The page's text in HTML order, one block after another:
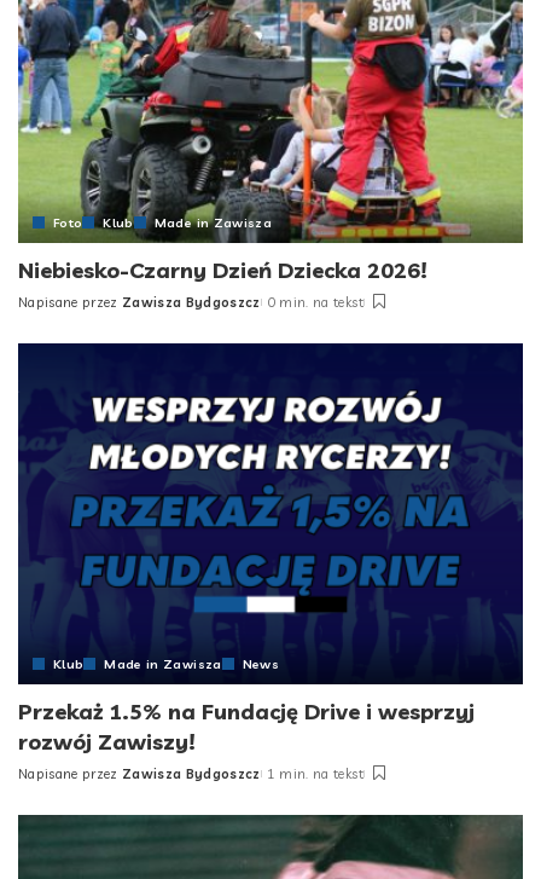
Foto Klub Made in Zawisza
Niebiesko-Czarny Dzień Dziecka 2026!
Posted
Napisane przez Zawisza Bydgoszcz 0 min. na tekst
Klub Made in Zawisza News
Przekaż 1.5% na Fundację Drive i wesprzyj
rozwój Zawiszy!
Posted
Napisane przez Zawisza Bydgoszcz 1 min. na tekst